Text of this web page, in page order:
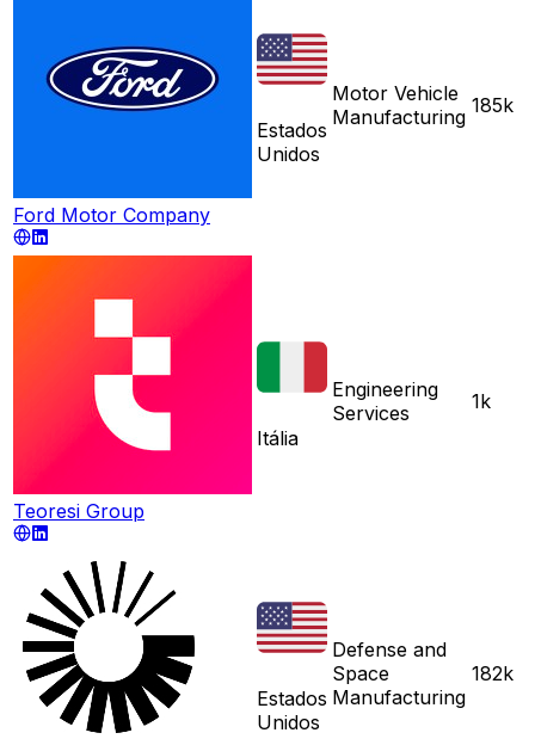
Ford Motor Company
Estados
Unidos
Motor Vehicle
Manufacturing 185k
Teoresi Group
Itália
Engineering
Services
1k
Estados
Unidos
Defense and
Space
Manufacturing
182k